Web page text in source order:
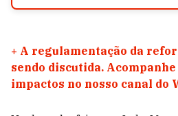
+ A regulamentação da
sendo discutida. Acompanhe
impactos no nosso canal do